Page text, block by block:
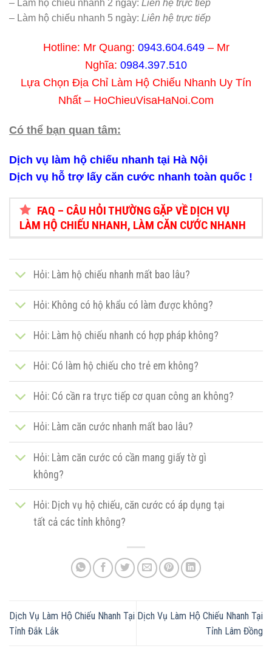
– Làm hộ chiếu nhanh 2 ngày: Liên hệ trực tiếp
– Làm hộ chiếu nhanh 5 ngày: Liên hệ trực tiếp
Hotline: Mr Quang: 0943.604.649– Mr
Nghĩa: 0984.397.510
Lựa Chọn Địa Chỉ Làm Hộ Chiếu Nhanh Uy Tín
Nhất – HoChieuVisaHaNoi.Com
Có thể bạn quan tâm:
Dịch vụ làm hộ chiếu nhanh tại Hà Nội
Dịch vụ hỗ trợ lấy căn cước nhanh toàn quốc !
FAQ – CÂU HỎI THƯỜNG GẶP VỀ DỊCH VỤ
LÀM HỘ CHIẾU NHANH, LÀM CĂN CƯỚC NHANH
Hỏi: Làm hộ chiếu nhanh mất bao lâu?
Hỏi: Không có hộ khẩu có làm được không?
Hỏi: Làm hộ chiếu nhanh có hợp pháp không?
Hỏi: Có làm hộ chiếu cho trẻ em không?
Hỏi: Có cần ra trực tiếp cơ quan công an không?
Hỏi: Làm căn cước nhanh mất bao lâu?
Hỏi: Làm căn cước có cần mang giấy tờ gì
không?
Hỏi: Dịch vụ hộ chiếu, căn cước có áp dụng tại
tất cả các tỉnh không?
Dịch Vụ Làm Hộ Chiếu Nhanh Tại
Tỉnh Đắk Lắk
Dịch Vụ Làm Hộ Chiếu Nhanh Tại
Tỉnh Lâm Đồng